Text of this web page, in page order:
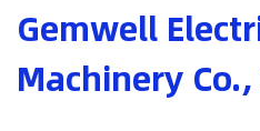
Gemwell
Machinery